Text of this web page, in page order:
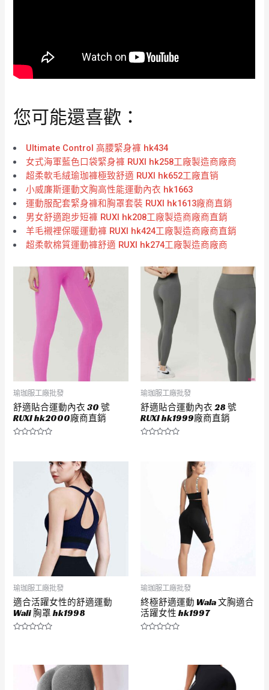
您可能還喜歡：
Ultimate Control 高腰緊身褲 hk434
女式海軍藍色口袋緊身褲 RUXI hk258工廠製造商廠商
超柔軟毛絨瑜珈褲極致舒適 RUXI hk652工廠直销
小威廉斯運動文胸高性能運動內衣 hk1663
運動服配套緊身褲和胸罩套裝 RUXI hk1613廠商直銷
男女舒適跑步短褲 RUXI hk208工廠製造商廠商直銷
羊毛襯裡保暖運動褲 RUXI hk424工廠製造商廠商直銷
超柔軟棉質運動褲舒適 RUXI hk274工廠製造商廠商
瑜珈服工廠批發
舒適貼合運動內衣 30 號
RUXI hk2000廠商直銷
滿
瑜珈服工廠批發
舒適貼合運動內衣 28 號
RUXI hk1999廠商直銷
瑜珈服工廠批發
適合活躍女性的舒適運動
Wali 胸罩 hk1998
瑜珈服工廠批發
終極舒適運動 Wala 文胸適合
活躍女性 hk1997